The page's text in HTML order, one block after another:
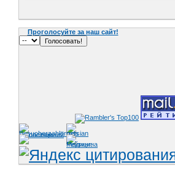
Проголосуйте за наш сайт!